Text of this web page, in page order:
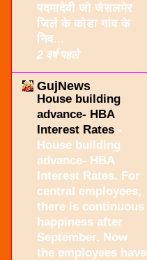
पदमादेवी जो जैसलमेर
जिलें के कोडा गांव के
निव...
2 वर्ष पहले
GujNews
House building
advance- HBA
Interest Rates -
House building
advance- HBA
Interest Rates. For
central employees,
there is continuous
happiness after
September. Now
the employees have